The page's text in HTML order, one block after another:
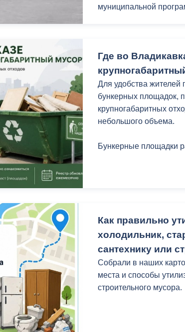
муниципальной
Где во
Для удобства жителей
бункерных площадок,
крупногабаритных
небольшого объема.
Бункерные площадки
Как правильно
холодильник,
сантехнику или
Собрали в наших
места и способы
строительного мусора.